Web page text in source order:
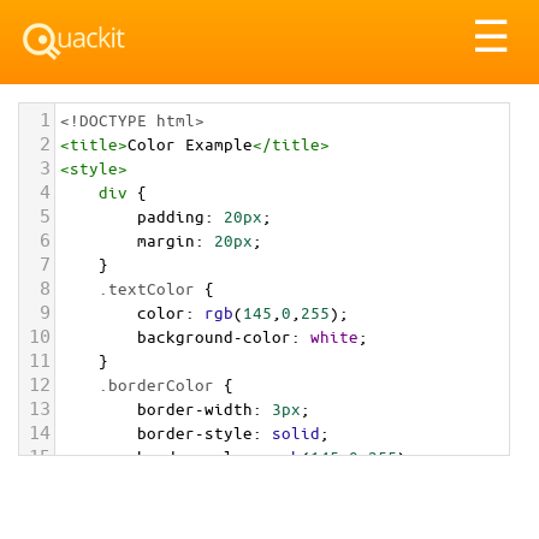
☰
1 <!DOCTYPE html>
2 <title>Color Example</title>
3 <style>
4 div {
5 padding: 20px;
6 margin: 20px;
7 }
8 .textColor {
9 color: rgb(145 0 255);
10 background-color: white;
11 }
12 .borderColor {
13 border-width: 3px;
14 border-style: solid;
15 border-color: rgb(145,0,255);